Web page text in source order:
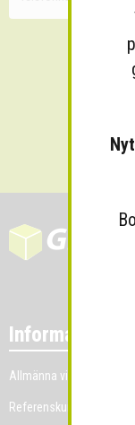
Information
Allmänna villkor
Referenskunder